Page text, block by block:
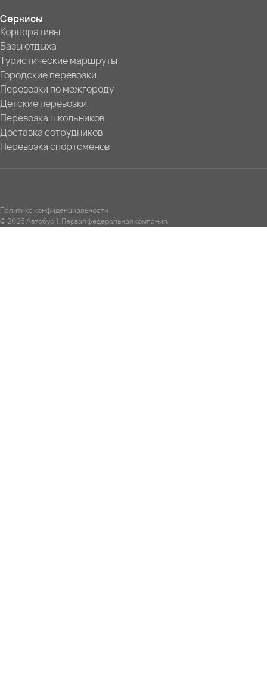
Сервисы
Корпоративы
Базы отдыха
Туристические маршруты
Городские перевозки
Перевозки по межгороду
Детские перевозки
Перевозка школьников
Доставка сотрудников
Перевозка спортсменов
Политика конфиденциальности
© 2026 Автобус 1. Первая федеральная компания.